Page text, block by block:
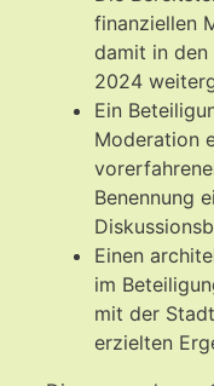
finanziellen
damit in den
2024
Ein
Moderation
Benennung
Einen
im
mit der
erzielten